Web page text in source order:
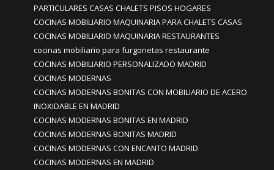
PARTICULARES CASAS CHALETS PISOS HOGARES
COCINAS MOBILIARIO MAQUINARIA PARA CHALETS CASAS
COCINAS MOBILIARIO MAQUINARIA RESTAURANTES
cocinas mobiliario para furgonetas restaurante
COCINAS MOBILIARIO PERSONALIZADO MADRID
COCINAS MODERNAS
COCINAS MODERNAS BONITAS CON MOBILIARIO DE ACERO
INOXIDABLE EN MADRID
COCINAS MODERNAS BONITAS EN MADRID
COCINAS MODERNAS BONITAS MADRID
COCINAS MODERNAS CON ENCANTO MADRID
COCINAS MODERNAS EN MADRID